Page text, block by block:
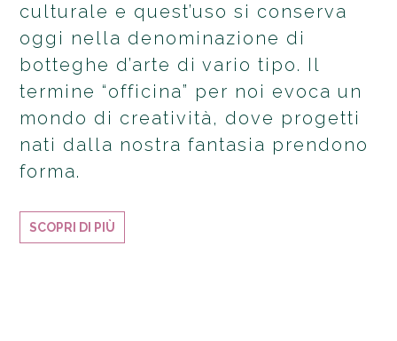
culturale e quest’uso si conserva
oggi nella denominazione di
botteghe d’arte di vario tipo. Il
termine “officina” per noi evoca un
mondo di creatività, dove progetti
nati dalla nostra fantasia prendono
forma.
SCOPRI DI PIÙ